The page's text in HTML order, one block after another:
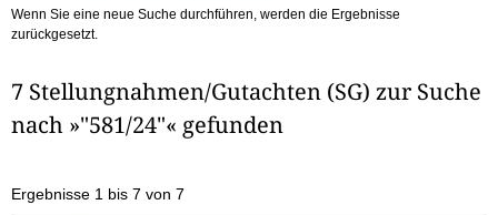
m
Wenn Sie eine neue Suche durchführen, werden die Ergebnisse
zurückgesetzt.
7 Stellungnahmen/Gutachten (SG) zur Suche
nach »"581/24"« gefunden
Ergebnisse 1 bis 7 von 7